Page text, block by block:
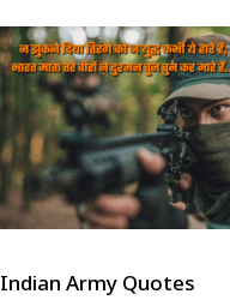
Indian Army Quotes